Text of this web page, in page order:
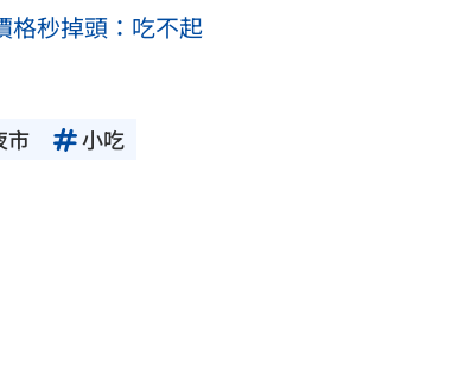
格秒掉頭：吃不起
市 小吃